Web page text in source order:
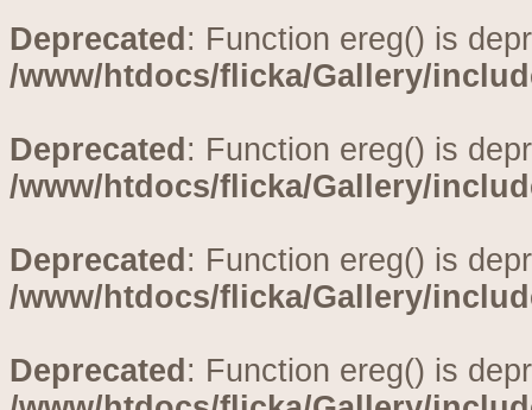
Deprecated : Function ereg() is
/www/htdocs/flicka/Gallery/
Deprecated : Function ereg() is
/www/htdocs/flicka/Gallery/
Deprecated : Function ereg() is
/www/htdocs/flicka/Gallery/
Deprecated : Function ereg() is